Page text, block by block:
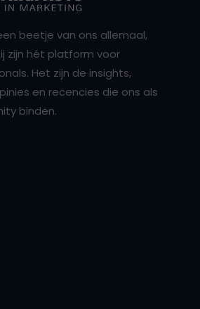
beetje van ons allemaal,
zijn hét platform voor
Het zijn de insights,
en recencies die ons als
binden.